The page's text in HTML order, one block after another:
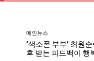
메인뉴스
‘색소폰 부부’ 최원
후 받는 피드백이 행